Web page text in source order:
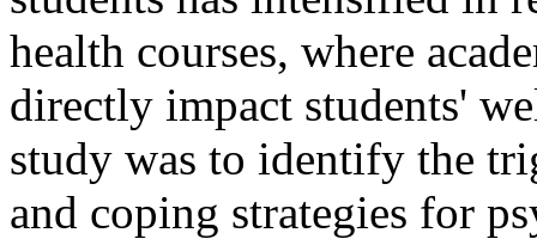
health courses, where
directly impact students'
study was to identify the
and coping strategies for